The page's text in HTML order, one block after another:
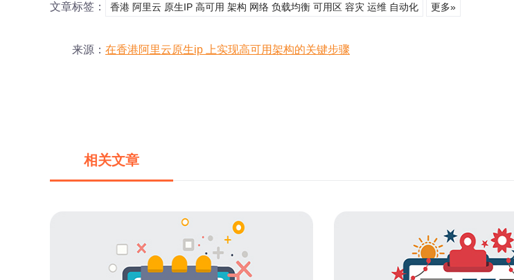
文章标签： 香港 阿里云 原生IP 高可用 架构 网络 负载均衡 可用区 容灾 运维 自动化 更多»
来源： 在香港阿里云原生ip 上实现高可用架构的关键步骤
相关文章